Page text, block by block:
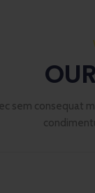
sem consequat